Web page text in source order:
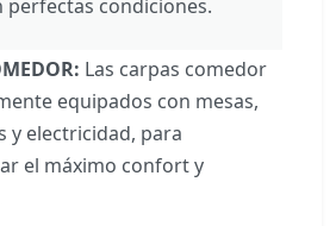
perfectas condiciones.
Las carpas comedor
equipados con mesas,
y electricidad, para
el máximo confort y